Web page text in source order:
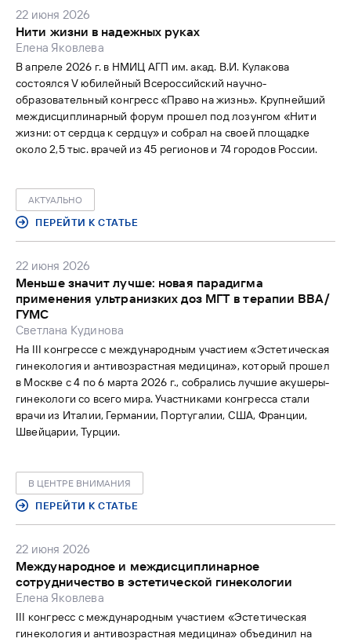
22 июня 2026
Нити жизни в надежных руках
Елена Яковлева
В апреле 2026 г. в НМИЦ АГП им. акад. В.И. Кулакова
состоялся V юбилейный Всероссийский научно-
образовательный конгресс «Право на жизнь». Крупнейший
междисциплинарный форум прошел под лозунгом «Нити
жизни: от сердца к сердцу» и собрал на своей площадке
около 2,5 тыс. врачей из 45 регионов и 74 городов России.
АКТУАЛЬНО
ПЕРЕЙТИ К СТАТЬЕ
22 июня 2026
Меньше значит лучше: новая парадигма
применения ультранизких доз МГТ в терапии ВВА/
ГУМС
Светлана Кудинова
На III конгрессе с международным участием «Эстетическая
гинекология и антивозрастная медицина», который прошел
в Москве с 4 по 6 марта 2026 г., собрались лучшие акушеры-
гинекологи со всего мира. Участниками конгресса стали
врачи из Италии, Германии, Португалии, США, Франции,
Швейцарии, Турции.
В ЦЕНТРЕ ВНИМАНИЯ
ПЕРЕЙТИ К СТАТЬЕ
22 июня 2026
Международное и междисциплинарное
сотрудничество в эстетической гинекологии
Елена Яковлева
III конгресс с международным участием «Эстетическая
гинекология и антивозрастная медицина» объединил на